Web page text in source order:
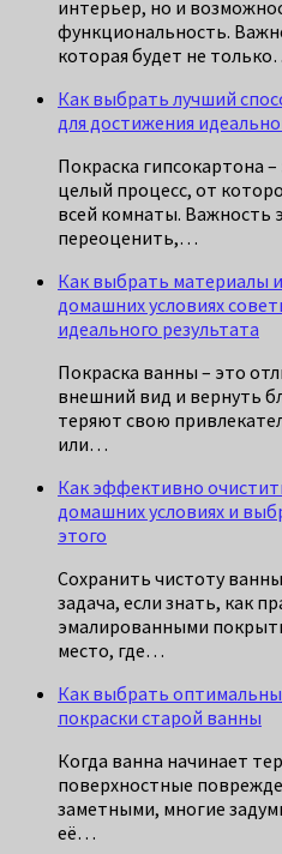
интерьер, но и
функциональность.
которая будет не
Как выбрать лучший
для достижения
Покраска гипсокартона
целый процесс, от
всей комнаты. Важность
переоценить,…
Как выбрать материалы
домашних условиях
идеального результата
Покраска ванны – это
внешний вид и вернуть
теряют свою
или…
Как эффективно
домашних условиях и
этого
Сохранить чистоту
задача, если знать, как
эмалированными
место, где…
Как выбрать
покраски старой ванны
Когда ванна начинает
поверхностные
заметными, многие
её…